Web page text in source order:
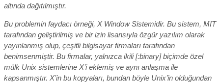
altında dağıtılmıştır.
Bu problemin faydacı örneği, X Window Sistemidir. Bu sistem, MIT
tarafından geliştirilmiş ve bir izin lisansıyla özgür yazılım olarak
yayınlanmış olup, çeşitli bilgisayar firmaları tarafından
benimsenmiştir. Bu firmalar, yalnızca ikili [:binary] biçimde özel
mülk Unix sistemlerine X’i eklemiş ve aynı anlaşma ile
kapsanmıştır. X’in bu kopyaları, bundan böyle Unix’in olduğundan